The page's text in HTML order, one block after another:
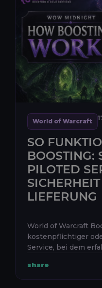
World of Warcraft
SO
BOOSTING:
PILOTED
LIEFERUNG
World of Warcraft
kostenpflichtiger
Service, bei dem
abzuschließen,
oder eine...
share